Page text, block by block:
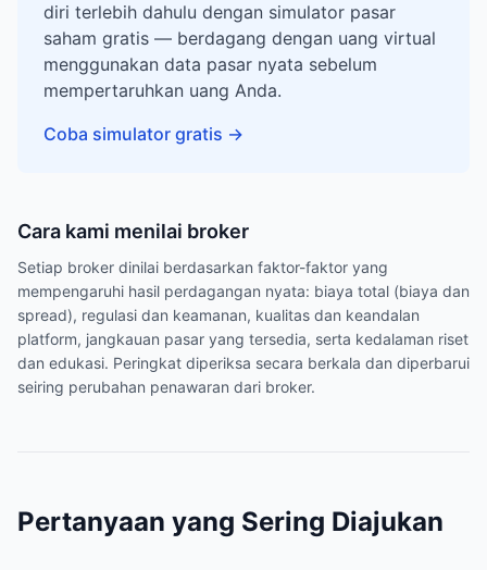
diri terlebih dahulu dengan simulator pasar
saham gratis — berdagang dengan uang virtual
menggunakan data pasar nyata sebelum
mempertaruhkan uang Anda.
Coba simulator gratis →
Cara kami menilai broker
Setiap broker dinilai berdasarkan faktor-faktor yang
mempengaruhi hasil perdagangan nyata: biaya total (biaya dan
spread), regulasi dan keamanan, kualitas dan keandalan
platform, jangkauan pasar yang tersedia, serta kedalaman riset
dan edukasi. Peringkat diperiksa secara berkala dan diperbarui
seiring perubahan penawaran dari broker.
Pertanyaan yang Sering Diajukan